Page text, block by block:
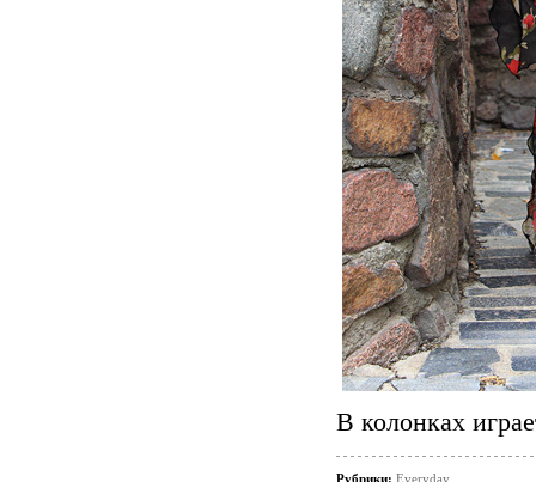
В колонках
Рубрики: Everyday